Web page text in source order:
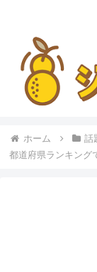
ホーム 話
都道府県ランキング